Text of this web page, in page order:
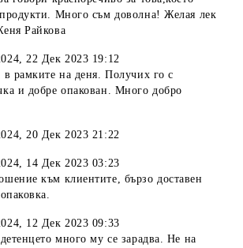
Много съм доволна! Желая лек
Райкова
,22 Дек 2023 19:12
в рамките на деня. Получих го с
и добре опакован. Много добро
,20 Дек 2023 21:22
, 14 Дек 2023 03:23
към клиентите, бързо доставен
, 12 Дек 2023 09:33
много му се зарадва. Не на